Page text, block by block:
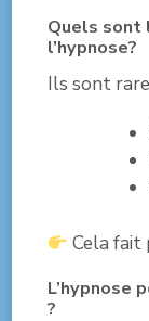
Quels sont
l’hypnose?
Ils sont
Cela fait
L’hypnose
?